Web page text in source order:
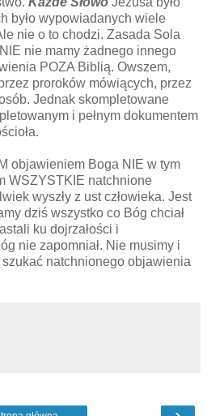
było wypowiadanych wiele
nie o to chodzi. Zasada Sola
nie mamy żadnego innego
POZA Biblią. Owszem,
proroków mówiących, przez
Jednak skompletowane
i pełnym dokumentem
objawieniem Boga NIE w tym
WSZYSTKIE natchnione
wyszły z ust człowieka. Jest
dziś wszystko co Bóg chciał
ku dojrzałości i
nie zapomniał. Nie musimy i
natchnionego objawienia